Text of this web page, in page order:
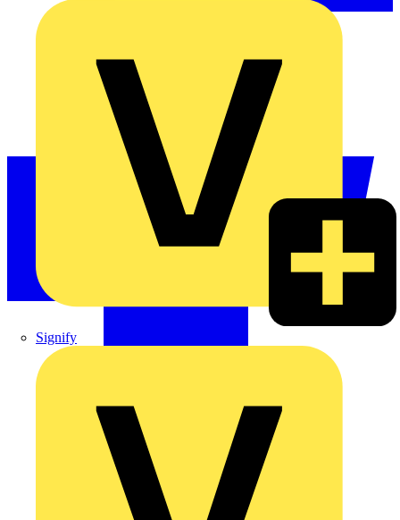
Signify